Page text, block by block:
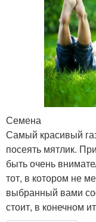
Семена
Самый красивый
посеять мятлик.
быть очень
тот, в котором не
выбранный вами
стоит, в конечном